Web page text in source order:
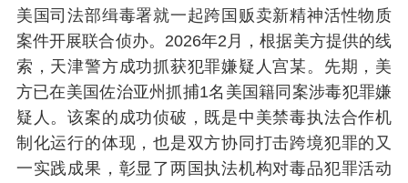
美国司法部缉毒署就一起跨国贩卖新精神活性物质
案件开展联合侦办。2026年2月，根据美方提供的线
索，天津警方成功抓获犯罪嫌疑人宫某。先期，美
方已在美国佐治亚州抓捕1名美国籍同案涉毒犯罪嫌
疑人。该案的成功侦破，既是中美禁毒执法合作机
制化运行的体现，也是双方协同打击跨境犯罪的又
一实践成果，彰显了两国执法机构对毒品犯罪活动